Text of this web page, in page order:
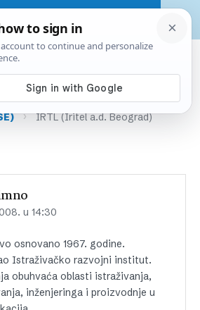
Beograd)
– regija & svijet ›
Tržišta
› IRTL (Iritel a.d. Beograd)
u 14:30
osnovano 1967. godine.
Istraživačko razvojni institut.
obuhvaća oblasti istraživanja,
inženjeringa i proizvodnje u